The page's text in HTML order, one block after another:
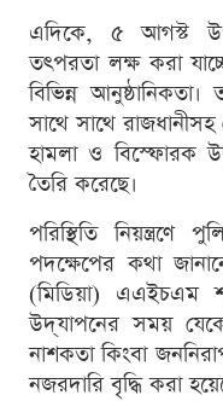
এদিকে, ৫ আগস্ট
তৎপরতা লক্ষ করা
বিভিন্ন
সাথে সাথে
হামলা ও বিস্ফোরক
তৈরি করেছে।
পরিস্থিতি
পদক্ষেপের কথা
(মিডিয়া) এএইচএম
উদ্‌যাপনের সময়
নাশকতা কিংবা
নজরদারি বৃদ্ধি করা